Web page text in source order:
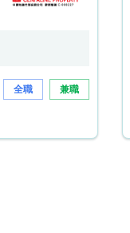
全職 兼職